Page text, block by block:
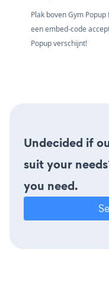
Plak boven Gym
een embed-code
Popup verschijnt!
Undecided if
suit your
you need.